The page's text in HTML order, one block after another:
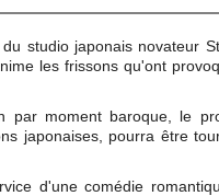
studio japonais novateur
les frissons qu'ont
par moment baroque, le
japonaises, pourra être
d'une comédie